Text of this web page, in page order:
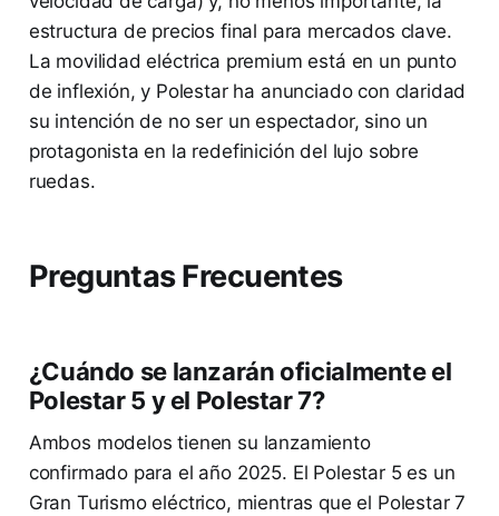
estructura de precios final para mercados clave.
La movilidad eléctrica premium está en un punto
de inflexión, y Polestar ha anunciado con claridad
su intención de no ser un espectador, sino un
protagonista en la redefinición del lujo sobre
ruedas.
Preguntas Frecuentes
¿Cuándo se lanzarán oficialmente el
Polestar 5 y el Polestar 7?
Ambos modelos tienen su lanzamiento
confirmado para el año 2025. El Polestar 5 es un
Gran Turismo eléctrico, mientras que el Polestar 7